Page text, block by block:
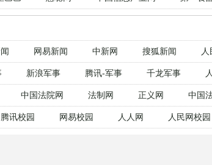
网易新闻 中新网 搜狐新闻
新浪军事 腾讯-军事 千龙军事
中国法院网 法制网 正义网 中国
腾讯校园 网易校园 人人网 人民网校园